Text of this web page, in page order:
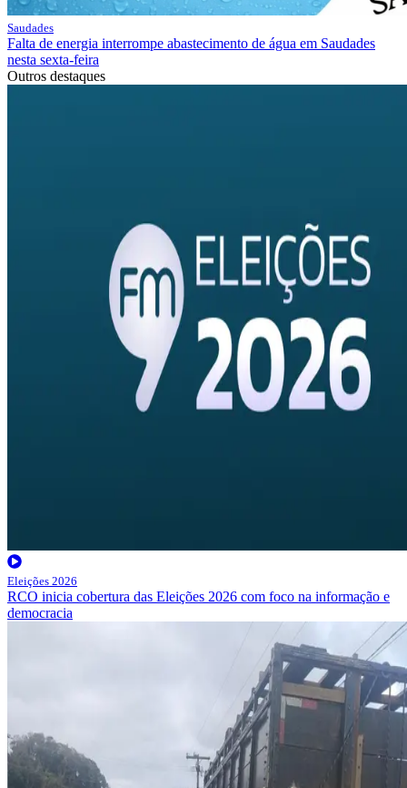
Saudades
Falta de energia interrompe abastecimento de água em Saudades
nesta sexta-feira
Outros destaques
Eleições 2026
RCO inicia cobertura das Eleições 2026 com foco na informação e
democracia